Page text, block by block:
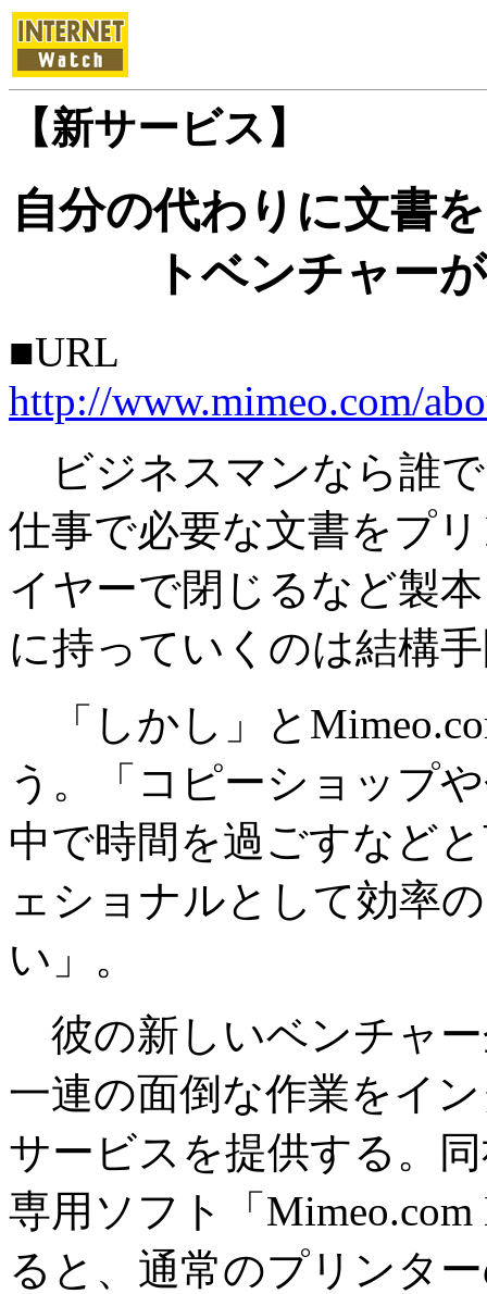
【新サービス】
自分の代わりに文書
トベンチャー
■URL
http://www.mimeo.com/
ビジネスマンなら誰
仕事で必要な文書をプ
イヤーで閉じるなど製
に持っていくのは結構
「しかし」と
う。「コピーショップ
中で時間を過ごすなど
ェショナルとして効率
い」。
彼の新しいベンチャー
一連の面倒な作業をイ
サービスを提供する。
専用ソフト「Mimeo.com
ると、通常のプリンタ